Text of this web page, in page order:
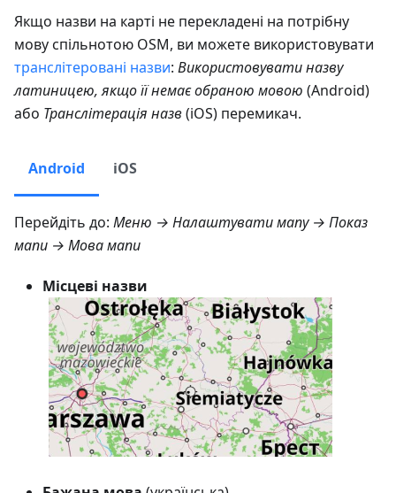
Якщо назви на карті не перекладені на потрібну
мову спільнотою OSM, ви можете використовувати
транслітеровані назви: Використовувати назву
латиницею, якщо її немає обраною мовою (Android)
або Транслітерація назв(iOS) перемикач.
Android iOS
Перейдіть до: Меню → Налаштувати мапу → Показ
мапи → Мова мапи
Місцеві назви